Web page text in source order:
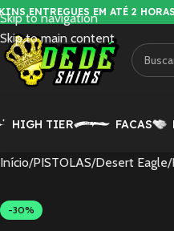
Skip to navigation
Skip to main content
ENTREGUES EM ATÉ 2
HIGH TIER FACAS
Início PISTOLAS Desert Eagle
-30%